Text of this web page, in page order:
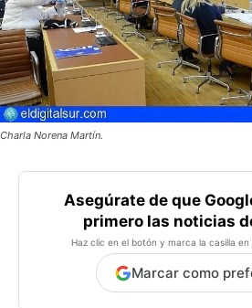
Charla Norena Martín.
Asegúrate de que
primero las noticias
Haz clic en el botón y marca la casilla
Marcar como